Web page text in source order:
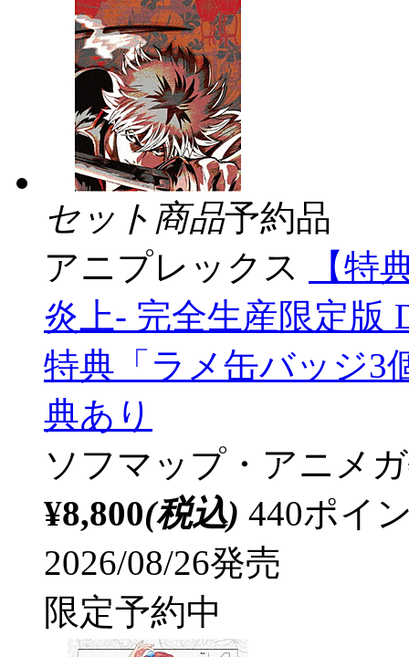
セット商品予約品
アニプレックス
【特
炎上- 完全生産限定版
特典「ラメ缶バッジ
典あり
ソフマップ・アニメ
¥8,800(税込) 440ポイ
2026/08/26発売
限定予約中